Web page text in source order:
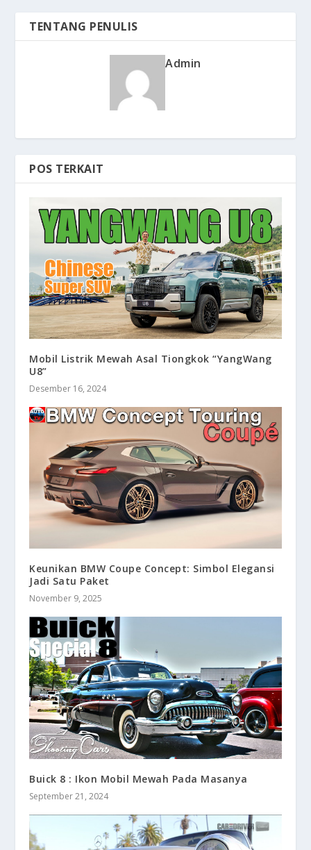
TENTANG PENULIS
Admin
POS TERKAIT
Mobil Listrik Mewah Asal Tiongkok “YangWang
U8”
Desember 16, 2024
Keunikan BMW Coupe Concept: Simbol Elegansi
Jadi Satu Paket
November 9, 2025
Buick 8 : Ikon Mobil Mewah Pada Masanya
September 21, 2024